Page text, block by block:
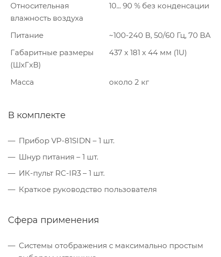
Относительная
влажность воздуха
10... 90 % без конденсации
Питание
~100-240 В, 50/60 Гц, 70 ВА
Габаритные размеры
(ШxГxВ)
437 х 181 х 44 мм (1U)
Масса около 2 кг
В комплекте
Прибор VP-81SIDN – 1 шт.
Шнур питания – 1 шт.
ИК-пульт RC-IR3 – 1 шт.
Краткое руководство пользователя
Сфера применения
Системы отображения с максимально простым